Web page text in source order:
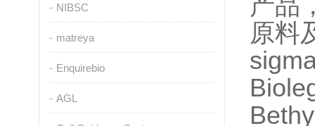
NIBSC
matreya
Enquirebio
AGL
产品
原料